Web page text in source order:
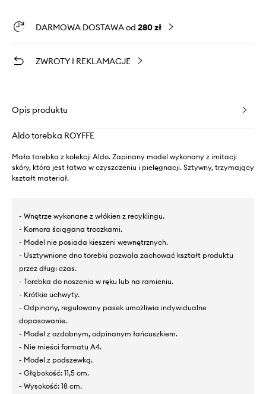
DARMOWA DOSTAWA od 280 zł
ZWROTY I REKLAMACJE
Opis produktu
Aldo torebka ROYFFE
Mała torebka z kolekcji Aldo. Zapinany model wykonany z imitacji
skóry, która jest łatwa w czyszczeniu i pielęgnacji. Sztywny, trzymający
kształt materiał.
- Wnętrze wykonane z włókien z recyklingu.
- Komora ściągana troczkami.
- Model nie posiada kieszeni wewnętrznych.
- Usztywnione dno torebki pozwala zachować kształt produktu
przez długi czas.
- Torebka do noszenia w ręku lub na ramieniu.
- Krótkie uchwyty.
- Odpinany, regulowany pasek umożliwia indywidualne
dopasowanie.
- Model z ozdobnym, odpinanym łańcuszkiem.
- Nie mieści formatu A4.
- Model z podszewką.
- Głębokość: 11,5 cm.
- Wysokość: 18 cm.